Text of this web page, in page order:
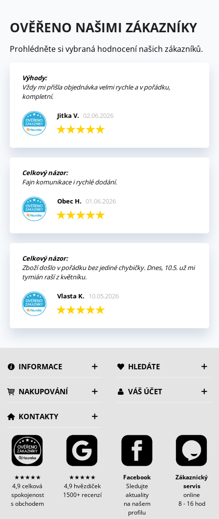
OVĚŘENO NAŠIMI ZÁKAZNÍKY
Prohlédněte si vybraná hodnocení našich zákazníků.
Výhody:
Vždy mi přišla objednávka velmi rychle a v pořádku,
kompletní.
Jitka V. 02.06.2026
Celkový názor:
Fajn komunikace i rychlé dodání.
Obec H. 01.06.2026
Celkový názor:
Zboží došlo v pořádku bez jediné chybičky. Dnes, 10.5. už mi
tymián raší z květníku.
Vlasta K. 10.05.2026
INFORMACE HLEDÁTE
NAKUPOVÁNÍ VÁŠ ÚČET
KONTAKTY
★★★★★
4,9 celková
spokojenost
s obchodem
★★★★★
4,9 hvězdiček
1500+ recenzí
Facebook
Sledujte
aktuality
na našem
profilu
Zákaznický
servis
online
8 - 16 hod